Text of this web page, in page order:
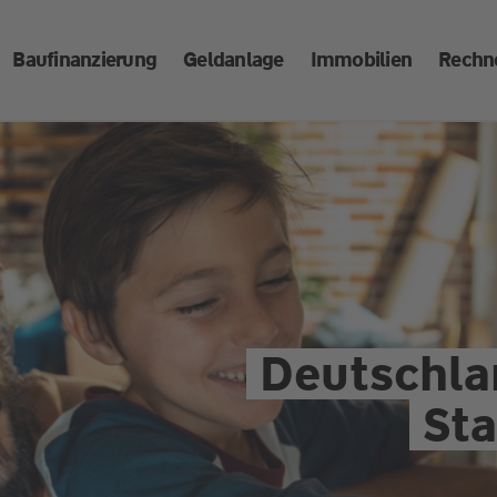
Baufinanzierung Geldanlage Immobilien